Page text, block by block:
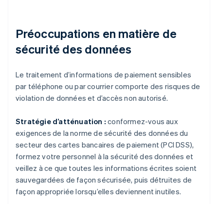
Préoccupations en matière de
sécurité des données
Le traitement d’informations de paiement sensibles
par téléphone ou par courrier comporte des risques de
violation de données et d’accès non autorisé.
Stratégie d’atténuation : conformez-vous aux
exigences de la norme de sécurité des données du
secteur des cartes bancaires de paiement (PCI DSS),
formez votre personnel à la sécurité des données et
veillez à ce que toutes les informations écrites soient
sauvegardées de façon sécurisée, puis détruites de
façon appropriée lorsqu’elles deviennent inutiles.